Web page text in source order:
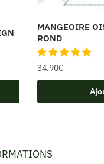
MANGEOIRE
ROND
34.90€